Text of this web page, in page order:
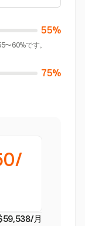
55%
60%です。
75%
月